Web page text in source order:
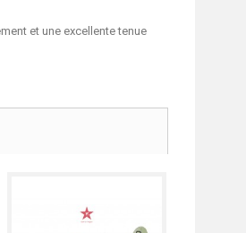
et une excellente tenue